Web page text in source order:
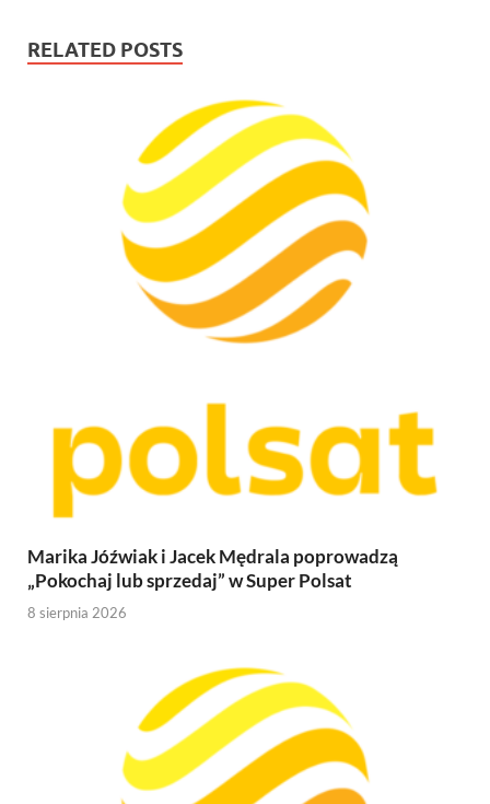
RELATED POSTS
Marika Jóźwiak i Jacek Mędrala poprowadzą
„Pokochaj lub sprzedaj” w Super Polsat
8 sierpnia 2026